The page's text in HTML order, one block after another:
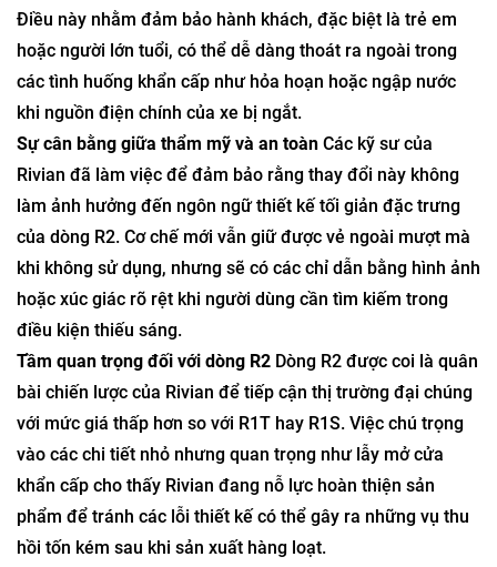
Điều này nhằm đảm bảo hành khách, đặc biệt là trẻ em
hoặc người lớn tuổi, có thể dễ dàng thoát ra ngoài trong
các tình huống khẩn cấp như hỏa hoạn hoặc ngập nước
khi nguồn điện chính của xe bị ngắt.
Sự cân bằng giữa thẩm mỹ và an toàn Các kỹ sư của
Rivian đã làm việc để đảm bảo rằng thay đổi này không
làm ảnh hưởng đến ngôn ngữ thiết kế tối giản đặc trưng
của dòng R2. Cơ chế mới vẫn giữ được vẻ ngoài mượt mà
khi không sử dụng, nhưng sẽ có các chỉ dẫn bằng hình ảnh
hoặc xúc giác rõ rệt khi người dùng cần tìm kiếm trong
điều kiện thiếu sáng.
Tầm quan trọng đối với dòng R2 Dòng R2 được coi là quân
bài chiến lược của Rivian để tiếp cận thị trường đại chúng
với mức giá thấp hơn so với R1T hay R1S. Việc chú trọng
vào các chi tiết nhỏ nhưng quan trọng như lẫy mở cửa
khẩn cấp cho thấy Rivian đang nỗ lực hoàn thiện sản
phẩm để tránh các lỗi thiết kế có thể gây ra những vụ thu
hồi tốn kém sau khi sản xuất hàng loạt.